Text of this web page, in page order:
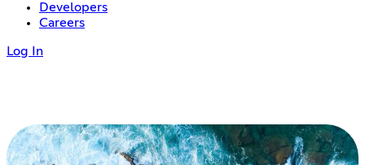
Developers
Careers
Log In